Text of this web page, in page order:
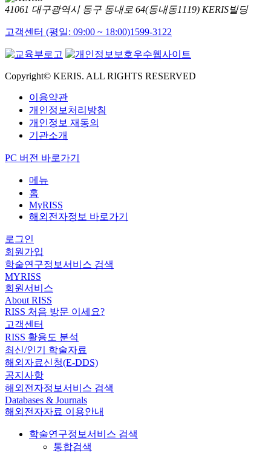
41061 대구광역시 동구 동내로 64(동내동1119) KERIS빌딩
고객센터 (평일: 09:00 ~ 18:00)1599-3122
Copyright© KERIS. ALL RIGHTS RESERVED
이용약관
개인정보처리방침
개인정보 재동의
기관소개
PC 버전 바로가기
메뉴
홈
MyRISS
해외전자정보 바로가기
로그인
회원가입
학술연구정보서비스 검색
MYRISS
회원서비스
About RISS
RISS 처음 방문 이세요?
고객센터
RISS 활용도 분석
최신/인기 학술자료
해외자료신청(E-DDS)
공지사항
해외전자정보서비스 검색
Databases & Journals
해외전자자료 이용안내
학술연구정보서비스 검색
통합검색